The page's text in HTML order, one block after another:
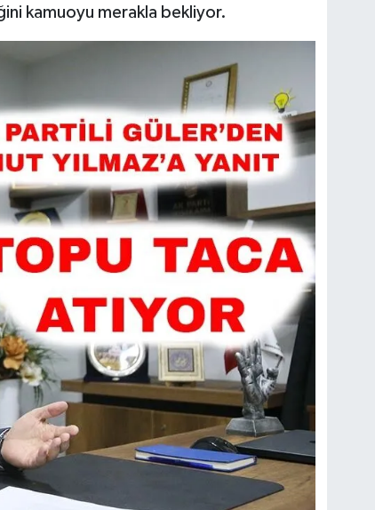
kamuoyu merakla bekliyor.